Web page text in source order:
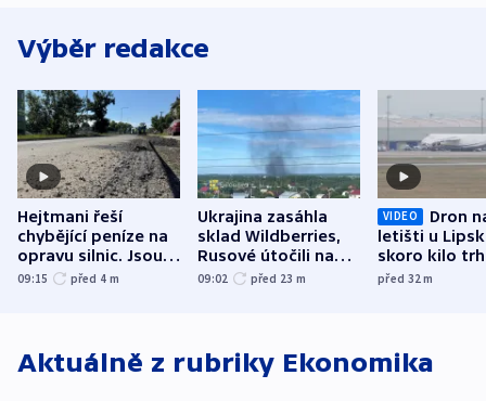
Výběr redakce
Hejtmani řeší
chybějící peníze na
opravu silnic. Jsou
nenárokové, namítá
09:15 před 4 m
Ukrajina zasáhla
sklad Wildberries,
Rusové útočili na
trh, hasiče či
09:02 před 23 m
VIDEO
Dron
letišti u
skoro kilo
indicie
před 32m
Aktuálně z rubriky Ekonomika